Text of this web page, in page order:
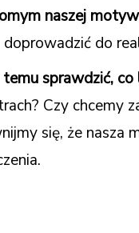
naszej
doprowadzić do
sprawdzić,
Czy chcemy
się, że